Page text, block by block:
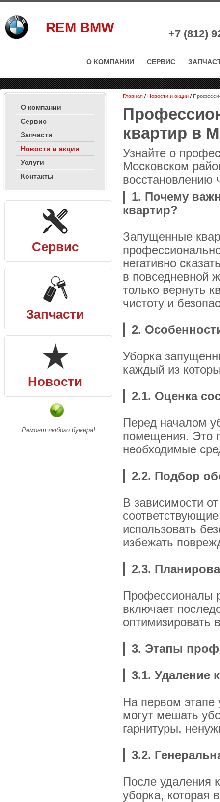
REM BMW +7 (812)
О КОМПАНИИ СЕРВИС
О компании
Сервис
Запчасти
Новости и акции
Услуги
Контакты
Сервис
Запчасти
Новости
Ремонт любого бумера!
Главная / Новости и акции /
квартир в
Узнайте о
Московском
восстановлению
1. Почему
квартир?
Запущенные
негативно
в повседневной
только вернуть
чистоту и
2.
Уборка
каждый из
2.1. Оценка
Перед началом
помещения. Это
необходимые
2.2. Подбор
В зависимости
использовать
избежать
2.3.
Профессионалы
включает
оптимизировать
3. Этапы
3.1. Удаление
На первом этапе
могут мешать
гарнитуры,
3.2.
После удаления
уборка, которая